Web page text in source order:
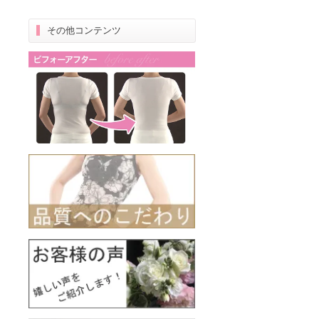
その他コンテンツ